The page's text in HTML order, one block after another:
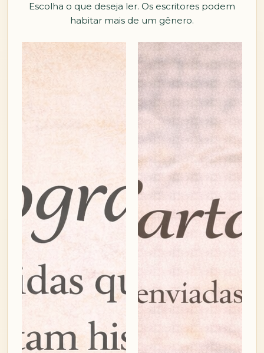
Escolha o que deseja ler. Os escritores podem
habitar mais de um gênero.